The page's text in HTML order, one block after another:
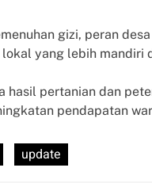
gizi, peran
yang lebih mandiri
hasil pertanian dan
pendapatan
update